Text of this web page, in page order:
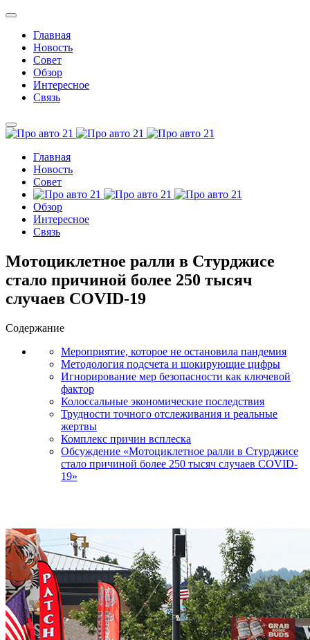
Главная
Новость
Совет
Обзор
Интересное
Связь
Главная
Новость
Совет
Обзор
Интересное
Связь
Мотоциклетное ралли в Стурджисе
стало причиной более 250 тысяч
случаев COVID-19
Содержание
Мероприятие, которое не остановила пандемия
Методология подсчета и шокирующие цифры
Игнорирование мер безопасности как ключевой
фактор
Колоссальные экономические последствия
Трудности точного отслеживания и реальные
жертвы
Комплекс причин всплеска
Обсуждение «Мотоциклетное ралли в Стурджисе
стало причиной более 250 тысяч случаев COVID-
19»